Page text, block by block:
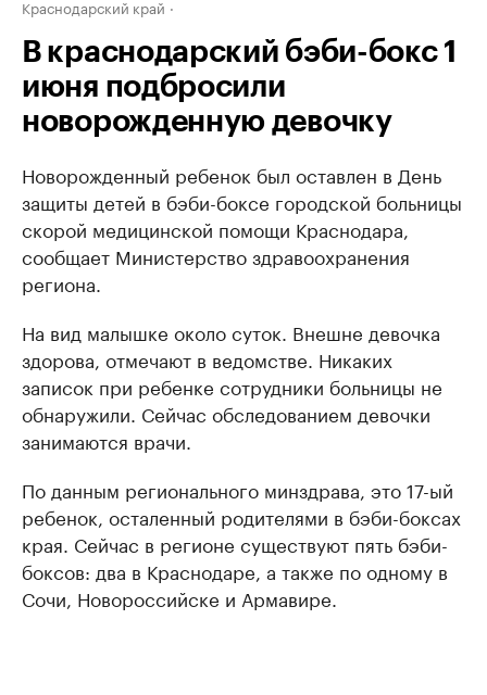
Краснодарский край
В краснодарский бэби-бокс 1
июня подбросили
новорожденную девочку
Новорожденный ребенок был оставлен в День
защиты детей в бэби-боксе городской больницы
скорой медицинской помощи Краснодара,
сообщает Министерство здравоохранения
региона.
На вид малышке около суток. Внешне девочка
здорова, отмечают в ведомстве. Никаких
записок при ребенке сотрудники больницы не
обнаружили. Сейчас обследованием девочки
занимаются врачи.
По данным регионального минздрава, это 17-ый
ребенок, осталенный родителями в бэби-боксах
края. Сейчас в регионе существуют пять бэби-
боксов: два в Краснодаре, а также по одному в
Сочи, Новороссийске и Армавире.